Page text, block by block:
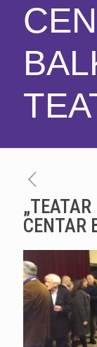
CENTAR